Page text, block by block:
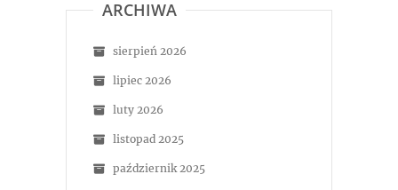
ARCHIWA
sierpień 2026
lipiec 2026
luty 2026
listopad 2025
październik 2025